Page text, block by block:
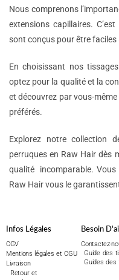
Nous comprenons
extensions capillaires.
sont conçus pour être
En choisissant nos
optez pour la qualité et la
et découvrez par vous-
préférés.
Explorez notre collection
perruques en Raw Hair dès
qualité incomparable. Vous
Raw Hair vous le
Infos Légales
CGV
Mentions légales et CGU
Livraison
Retour et
Besoin
Contactez-
Guide des
Guides des